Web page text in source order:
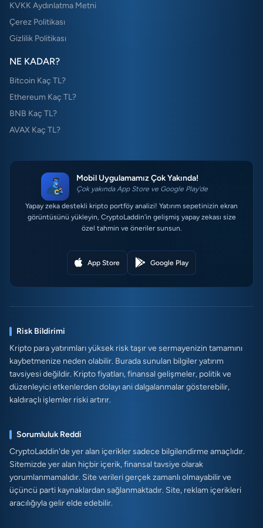
KVKK Aydınlatma Metni
Çerez Politikası
Gizlilik Politikası
NE KADAR?
Bitcoin Kaç TL?
Ethereum Kaç TL?
BNB Kaç TL?
AVAX Kaç TL?
Mobil Uygulamamız Çok Yakında!
Çok yakında App Store ve Google Play'de
Yapay zeka destekli kripto portföy analizi! Yatırım sepetinizin ekran
görüntüsünü yükleyin, CryptoLaddin'in gelişmiş yapay zekası size
özel tahmin ve öneriler sunsun.
App Store Google Play
Risk Bildirimi
Kripto para yatırımları yüksek risk taşır ve sermayenizin tamamını
kaybetmenize neden olabilir. Burada sunulan bilgiler yatırım
tavsiyesi değildir. Kripto fiyatları, finansal gelişmeler, politik ve
düzenleyici etkenlerden dolayı ani dalgalanmalar gösterebilir,
kaldıraçlı işlemler riski artırır.
Sorumluluk Reddi
CryptoLaddin'de yer alan içerikler sadece bilgilendirme amaçlıdır.
Sitemizde yer alan hiçbir içerik, finansal tavsiye olarak
yorumlanmamalıdır. Site verileri gerçek zamanlı olmayabilir ve
üçüncü parti kaynaklardan sağlanmaktadır. Site, reklam içerikleri
aracılığıyla gelir elde edebilir.